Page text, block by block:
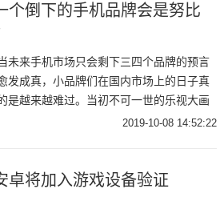
个倒下的手机品牌会是努比
未来手机市场只会剩下三四个品牌的预言
发成真，小品牌们在国内市场上的日子真
是越来越难过。当初不可一世的乐视大画
生态大饼，但是资金链的断裂直接让乐视万
2019-10-08 14:52:22
卓将加入游戏设备验证